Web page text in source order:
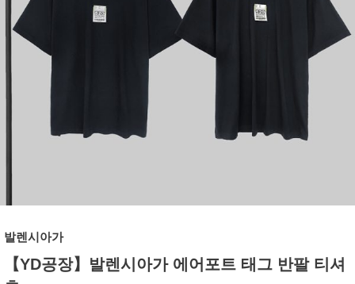
발렌시아가
【YD공장】발렌시아가 에어포트 태그 반팔 티셔